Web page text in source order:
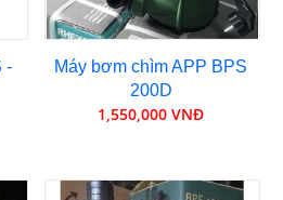
-
Máy bơm chìm APP BPS
200D
1,550,000 VNĐ